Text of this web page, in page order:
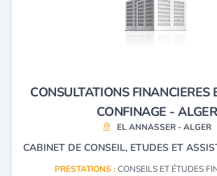
CONSULTATIONS FINANCIERES
CONFINAGE - ALGER
EL ANNASSER - ALGER
PRESTATIONS :CONSEILS ET ÉTUDES